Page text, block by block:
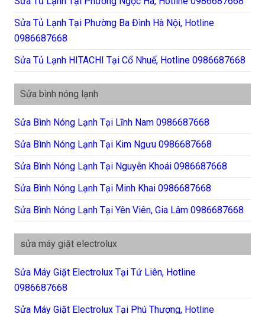
Sửa Tủ Lạnh Tại Phường Ba Đình Hà Nội, Hotline
0986687668
Sửa Tủ Lạnh HITACHI Tại Cổ Nhuế, Hotline 0986687668
Sửa bình nóng lạnh
Sửa Bình Nóng Lạnh Tại Lĩnh Nam 0986687668
Sửa Bình Nóng Lạnh Tại Kim Ngưu 0986687668
Sửa Bình Nóng Lạnh Tại Nguyễn Khoái 0986687668
Sửa Bình Nóng Lạnh Tại Minh Khai 0986687668
Sửa Bình Nóng Lạnh Tại Yên Viên, Gia Lâm 0986687668
sửa máy giặt electrolux
Sửa Máy Giặt Electrolux Tại Tứ Liên, Hotline
0986687668
Sửa Máy Giặt Electrolux Tại Phú Thượng, Hotline